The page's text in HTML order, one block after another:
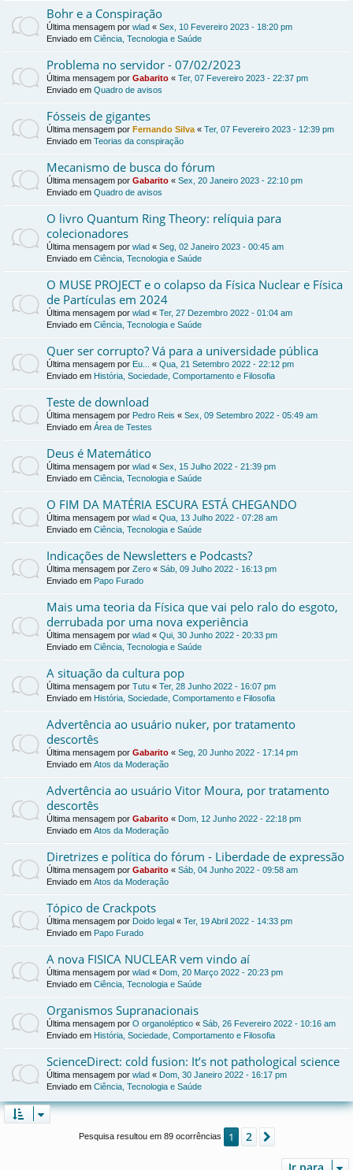
Bohr e a Conspiração
Última mensagem por wlad « Sex, 10 Fevereiro 2023 - 18:20 pm
Enviado em Ciência, Tecnologia e Saúde
Problema no servidor - 07/02/2023
Última mensagem por Gabarito « Ter, 07 Fevereiro 2023 - 22:37 pm
Enviado em Quadro de avisos
Fósseis de gigantes
Última mensagem por Fernando Silva « Ter, 07 Fevereiro 2023 - 12:39 pm
Enviado em Teorias da conspiração
Mecanismo de busca do fórum
Última mensagem por Gabarito « Sex, 20 Janeiro 2023 - 22:10 pm
Enviado em Quadro de avisos
O livro Quantum Ring Theory: relíquia para
colecionadores
Última mensagem por wlad « Seg, 02 Janeiro 2023 - 00:45 am
Enviado em Ciência, Tecnologia e Saúde
O MUSE PROJECT e o colapso da Física Nuclear e Física
de Partículas em 2024
Última mensagem por wlad « Ter, 27 Dezembro 2022 - 01:04 am
Enviado em Ciência, Tecnologia e Saúde
Quer ser corrupto? Vá para a universidade pública
Última mensagem por Eu... « Qua, 21 Setembro 2022 - 22:12 pm
Enviado em História, Sociedade, Comportamento e Filosofia
Teste de download
Última mensagem por Pedro Reis « Sex, 09 Setembro 2022 - 05:49 am
Enviado em Área de Testes
Deus é Matemático
Última mensagem por wlad « Sex, 15 Julho 2022 - 21:39 pm
Enviado em Ciência, Tecnologia e Saúde
O FIM DA MATÉRIA ESCURA ESTÁ CHEGANDO
Última mensagem por wlad « Qua, 13 Julho 2022 - 07:28 am
Enviado em Ciência, Tecnologia e Saúde
Indicações de Newsletters e Podcasts?
Última mensagem por Zero « Sáb, 09 Julho 2022 - 16:13 pm
Enviado em Papo Furado
Mais uma teoria da Física que vai pelo ralo do esgoto,
derrubada por uma nova experiência
Última mensagem por wlad « Qui, 30 Junho 2022 - 20:33 pm
Enviado em Ciência, Tecnologia e Saúde
A situação da cultura pop
Última mensagem por Tutu « Ter, 28 Junho 2022 - 16:07 pm
Enviado em História, Sociedade, Comportamento e Filosofia
Advertência ao usuário nuker, por tratamento
descortês
Última mensagem por Gabarito « Seg, 20 Junho 2022 - 17:14 pm
Enviado em Atos da Moderação
Advertência ao usuário Vitor Moura, por tratamento
descortês
Última mensagem por Gabarito « Dom, 12 Junho 2022 - 22:18 pm
Enviado em Atos da Moderação
Diretrizes e política do fórum - Liberdade de expressão
Última mensagem por Gabarito « Sáb, 04 Junho 2022 - 09:58 am
Enviado em Atos da Moderação
Tópico de Crackpots
Última mensagem por Doido legal « Ter, 19 Abril 2022 - 14:33 pm
Enviado em Papo Furado
A nova FISICA NUCLEAR vem vindo aí
Última mensagem por wlad « Dom, 20 Março 2022 - 20:23 pm
Enviado em Ciência, Tecnologia e Saúde
Organismos Supranacionais
Última mensagem por O organoléptico « Sáb, 26 Fevereiro 2022 - 10:16 am
Enviado em História, Sociedade, Comportamento e Filosofia
ScienceDirect: cold fusion: It’s not pathological science
Última mensagem por wlad « Dom, 30 Janeiro 2022 - 16:17 pm
Enviado em Ciência, Tecnologia e Saúde
Pesquisa resultou em 89 ocorrências 1 2